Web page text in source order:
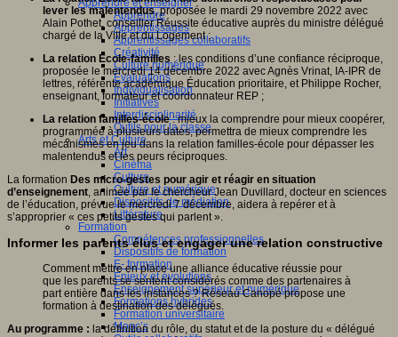
Apprendre et enseigner
Apprendre
Apprentissages
Apprentissages collaboratifs
Créativité
Culture numérique
Evaluations
Individualisation
Initiatives
Interdisciplinarité
Outils pour la classe
Arts et Culture
Art
Cinéma
Culture
Culture et numérique
Dispositifs de médiation
Littérature
Formation
Compétences professionnelles
Dispositifs de formation
E- formation
Enjeux et évolutions
Enseignement supérieur et numérique
Formations hybrides
Formation universitaire
Mooc’s
lever les malentendus, proposée le mardi 29 novembre 2022 avec
Alain Pothet, conseiller Réussite éducative auprès du ministre délégué
chargé de la Ville et du Logement ;
La relation École-familles : les conditions d’une confiance réciproque,
proposée le mercredi 14 décembre 2022 avec Agnès Vrinat, IA-IPR de
lettres, référente académique Éducation prioritaire, et Philippe Rocher,
enseignant, formateur et coordonnateur REP ;
La relation familles-école: mieux la comprendre pour mieux coopérer,
programmée à plusieurs dates, permettra de mieux comprendre les
mécanismes en jeu dans la relation familles-école pour dépasser les
malentendus et les peurs réciproques.
La formation Des micro-gestes pour agir et réagir en situation
d’enseignement, animée par le chercheur Jean Duvillard, docteur en sciences
de l’éducation, prévue le mercredi 7 décembre, aidera à repérer et à
s’approprier « ces petits gestes qui parlent ».
Informer les parents élus et engager une relation constructive
Comment mettre en place une alliance éducative réussie pour
que les parents se sentent considérés comme des partenaires à
part entière dans les instances ? Réseau Canopé propose une
formation à destination des délégués.
Au programme : la définition du rôle, du statut et de la posture du « délégué